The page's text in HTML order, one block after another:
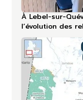
À Lebel-sur-
l’évolution des
anniversaire